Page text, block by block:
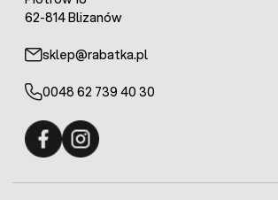
62-814 Blizanów
sklep@rabatka.pl
0048 62 739 40 30